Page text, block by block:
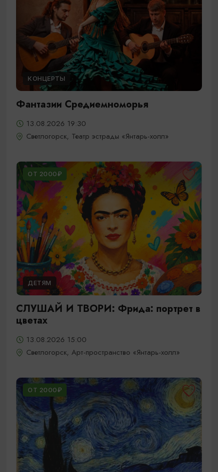
КОНЦЕРТЫ
Фантазии Средиемноморья
13.08.2026 19:30
Светлогорск, Театр эстрады «Янтарь-холл»
ОТ 2000₽
ДЕТЯМ
СЛУШАЙ И ТВОРИ: Фрида: портрет в
цветах
13.08.2026 15:00
Светлогорск, Арт-пространство «Янтарь-холл»
ОТ 2000₽